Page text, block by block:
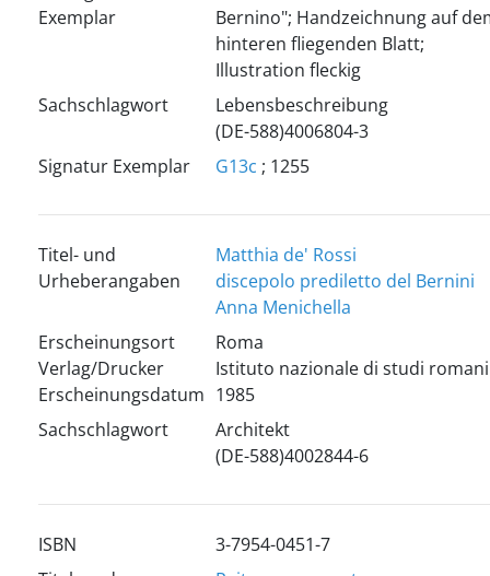
Exemplar
Bernino"; Handzeichnung auf
hinteren fliegenden Blatt;
Illustration fleckig
Sachschlagwort
Lebensbeschreibung
(DE-588)4006804-3
Signatur Exemplar
G13c ; 1255
Titel- und
Urheberangaben
Matthia de' Rossi
discepolo prediletto del Bernini
Anna Menichella
Erscheinungsort
Verlag/Drucker
Erscheinungsdatum
Roma
Istituto nazionale di studi romani
1985
Sachschlagwort
Architekt
(DE-588)4002844-6
ISBN
3-7954-0451-7